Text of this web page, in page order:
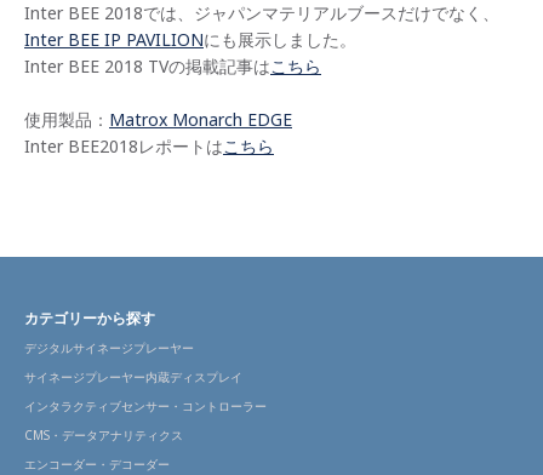
Inter BEE 2018では、ジャパンマテリアルブースだけでなく、
Inter BEE IP PAVILIONにも展示しました。
Inter BEE 2018 TVの掲載記事はこちら
使用製品： Matrox Monarch EDGE
Inter BEE2018レポートはこちら
カテゴリーから探す
デジタルサイネージプレーヤー
サイネージプレーヤー内蔵ディスプレイ
インタラクティブセンサー・コントローラー
CMS・データアナリティクス
エンコーダー・デコーダー